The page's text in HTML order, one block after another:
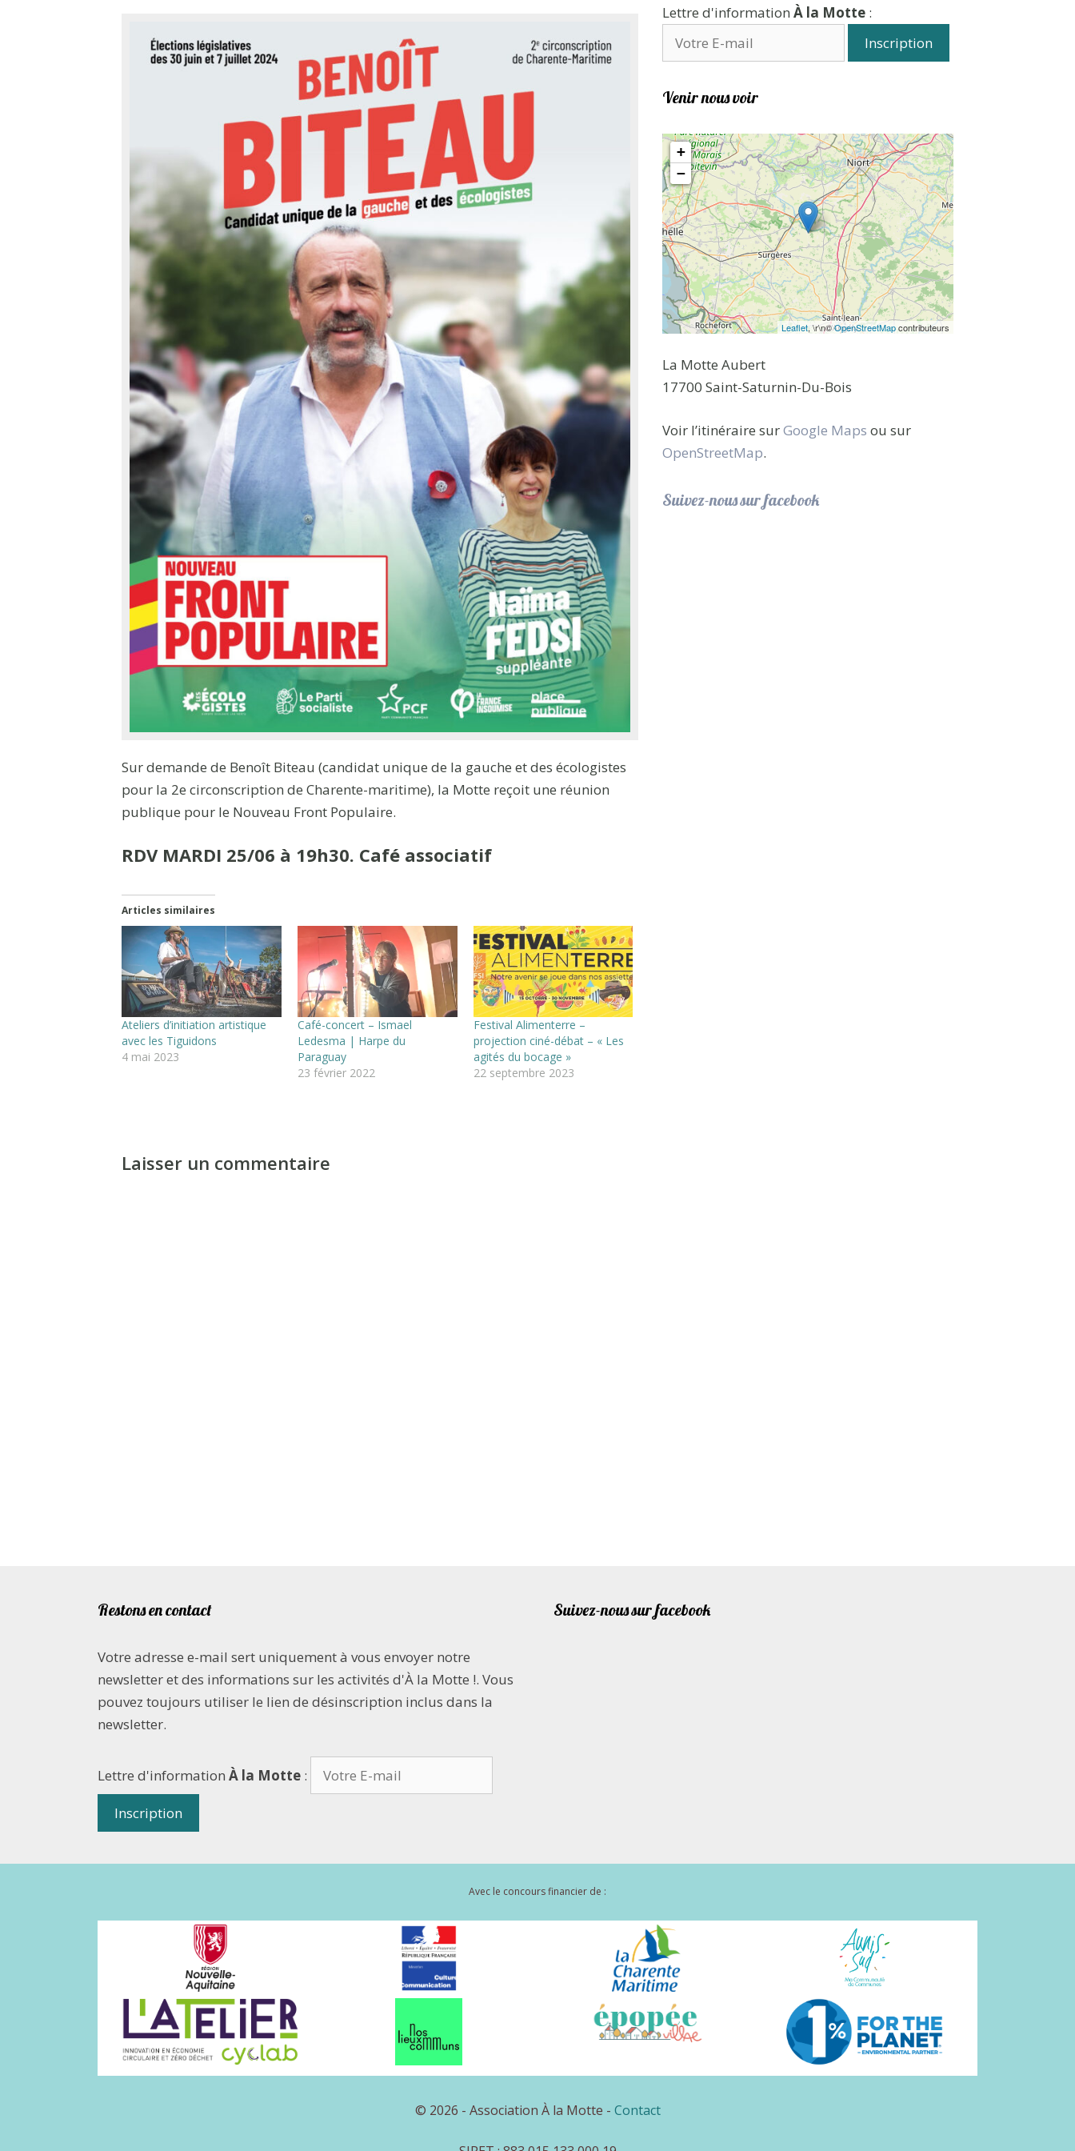
Sur demande de Benoît Biteau (candidat unique de la gauche et des écologistes
pour la 2e circonscription de Charente-maritime), la Motte reçoit une réunion
publique pour le Nouveau Front Populaire.
RDV MARDI 25/06 à 19h30. Café associatif
Articles similaires
Ateliers d’initiation artistique
avec les Tiguidons
4 mai 2023
Café-concert – Ismael
Ledesma | Harpe du
Paraguay
23 février 2022
Festival Alimenterre –
projection ciné-débat – « Les
agités du bocage »
22 septembre 2023
Laisser un commentaire
Lettre d'information À la Motte :
Venir nous voir
+
−
Leaflet, \r\n©OpenStreetMapcontributeurs
La Motte Aubert
17700 Saint-Saturnin-Du-Bois
Voir l’itinéraire surGoogle Maps ou sur
OpenStreetMap.
Suivez-nous sur facebook
Restons en contact
Votre adresse e-mail sert uniquement à vous envoyer notre
newsletter et des informations sur les activités d'À la Motte !. Vous
pouvez toujours utiliser le lien de désinscription inclus dans la
newsletter.
Lettre d'information À la Motte :
Suivez-nous sur facebook
Avec le concours financier de :
© 2026 - Association À la Motte - Contact